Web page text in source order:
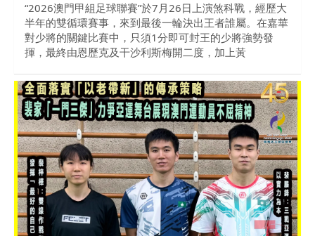
“2026澳門甲組足球聯賽”於7月26日上演煞科戰，經歷大
半年的雙循環賽事，來到最後一輪決出王者誰屬。在嘉華
對少將的關鍵比賽中，只須1分即可封王的少將強勢發
揮，最終由恩歷克及干沙利斯梅開二度，加上黃